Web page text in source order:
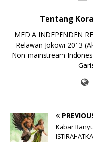
Tentang
MEDIA INDEPENDEN
Relawan Jokowi 2013
Non-mainstream
Kabar